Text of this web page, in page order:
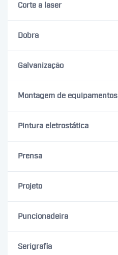
Corte a laser
Dobra
Galvanização
Montagem de equipamentos
Pintura eletrostática
Prensa
Projeto
Puncionadeira
Serigrafia